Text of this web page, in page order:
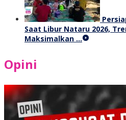
Saat Libur Nataru 2026,
Maksimalkan …
Opini